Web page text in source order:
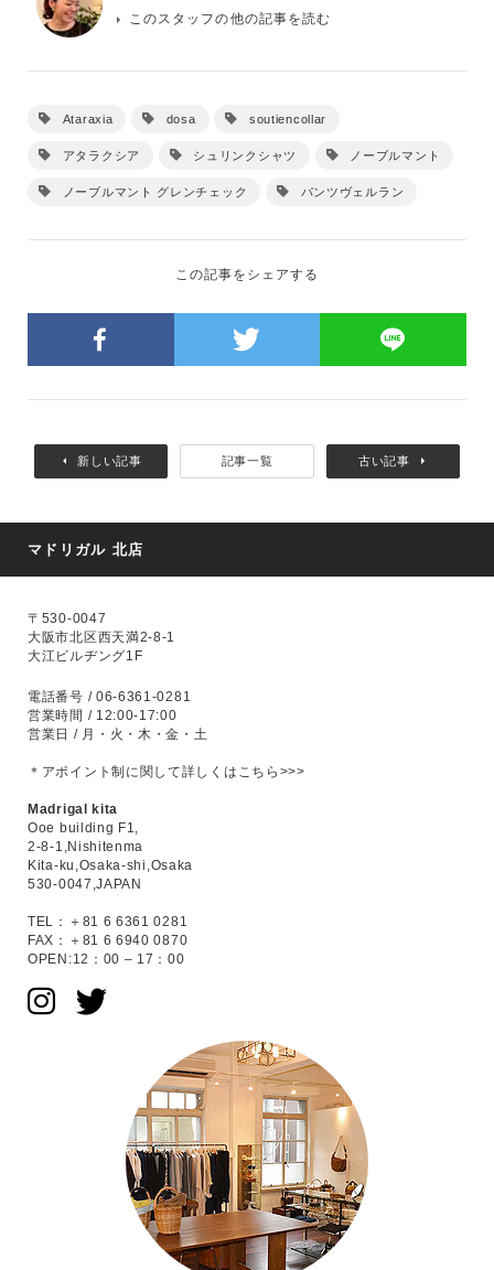
このスタッフの他の記事を読む
Ataraxia dosa soutiencollar
アタラクシア シュリンクシャツ ノーブルマント
ノーブルマント グレンチェック パンツヴェルラン
この記事をシェアする
新しい記事 記事一覧 古い記事
マドリガル 北店
〒530-0047
大阪市北区西天満2-8-1
大江ビルヂング1F
電話番号 / 06-6361-0281
営業時間 / 12:00-17:00
営業日 / 月・火・木・金・土
＊アポイント制に関して詳しくはこちら>>>
Madrigal kita
Ooe building F1,
2-8-1,Nishitenma
Kita-ku,Osaka-shi,Osaka
530-0047,JAPAN
TEL：＋81 6 6361 0281
FAX：＋81 6 6940 0870
OPEN:12：00 – 17：00